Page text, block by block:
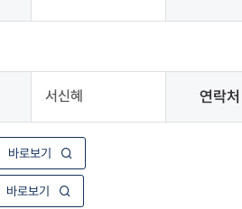
서신혜 연락처
바로보기
바로보기